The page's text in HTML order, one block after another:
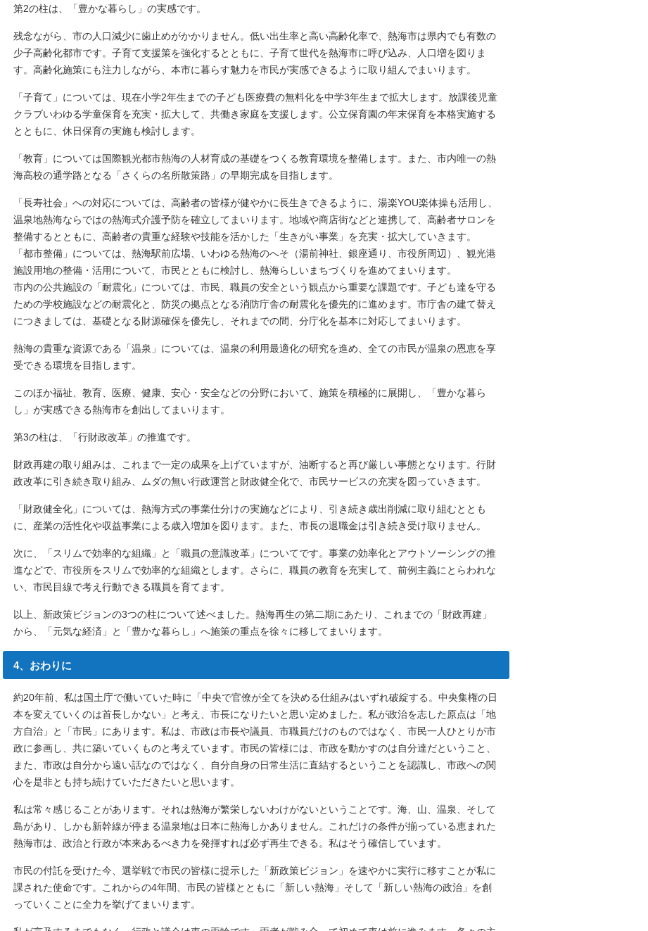
第2の柱は、「豊かな暮らし」の実感です。
残念ながら、市の人口減少に歯止めがかかりません。低い出生率と高い高齢化率で、熱海市は県内でも有数の
少子高齢化都市です。子育て支援策を強化するとともに、子育て世代を熱海市に呼び込み、人口増を図りま
す。高齢化施策にも注力しながら、本市に暮らす魅力を市民が実感できるように取り組んでまいります。
「子育て」については、現在小学2年生までの子ども医療費の無料化を中学3年生まで拡大します。放課後児童
クラブいわゆる学童保育を充実・拡大して、共働き家庭を支援します。公立保育園の年末保育を本格実施する
とともに、休日保育の実施も検討します。
「教育」については国際観光都市熱海の人材育成の基礎をつくる教育環境を整備します。また、市内唯一の熱
海高校の通学路となる「さくらの名所散策路」の早期完成を目指します。
「長寿社会」への対応については、高齢者の皆様が健やかに長生きできるように、湯楽YOU楽体操も活用し、
温泉地熱海ならではの熱海式介護予防を確立してまいります。地域や商店街などと連携して、高齢者サロンを
整備するとともに、高齢者の貴重な経験や技能を活かした「生きがい事業」を充実・拡大していきます。
「都市整備」については、熱海駅前広場、いわゆる熱海のへそ（湯前神社、銀座通り、市役所周辺）、観光港
施設用地の整備・活用について、市民とともに検討し、熱海らしいまちづくりを進めてまいります。
市内の公共施設の「耐震化」については、市民、職員の安全という観点から重要な課題です。子ども達を守る
ための学校施設などの耐震化と、防災の拠点となる消防庁舎の耐震化を優先的に進めます。市庁舎の建て替え
につきましては、基礎となる財源確保を優先し、それまでの間、分庁化を基本に対応してまいります。
熱海の貴重な資源である「温泉」については、温泉の利用最適化の研究を進め、全ての市民が温泉の恩恵を享
受できる環境を目指します。
このほか福祉、教育、医療、健康、安心・安全などの分野において、施策を積極的に展開し、「豊かな暮ら
し」が実感できる熱海市を創出してまいります。
第3の柱は、「行財政改革」の推進です。
財政再建の取り組みは、これまで一定の成果を上げていますが、油断すると再び厳しい事態となります。行財
政改革に引き続き取り組み、ムダの無い行政運営と財政健全化で、市民サービスの充実を図っていきます。
「財政健全化」については、熱海方式の事業仕分けの実施などにより、引き続き歳出削減に取り組むととも
に、産業の活性化や収益事業による歳入増加を図ります。また、市長の退職金は引き続き受け取りません。
次に、「スリムで効率的な組織」と「職員の意識改革」についてです。事業の効率化とアウトソーシングの推
進などで、市役所をスリムで効率的な組織とします。さらに、職員の教育を充実して、前例主義にとらわれな
い、市民目線で考え行動できる職員を育てます。
以上、新政策ビジョンの3つの柱について述べました。熱海再生の第二期にあたり、これまでの「財政再建」
から、「元気な経済」と「豊かな暮らし」へ施策の重点を徐々に移してまいります。
4、おわりに
約20年前、私は国土庁で働いていた時に「中央で官僚が全てを決める仕組みはいずれ破綻する。中央集権の日
本を変えていくのは首長しかない」と考え、市長になりたいと思い定めました。私が政治を志した原点は「地
方自治」と「市民」にあります。私は、市政は市長や議員、市職員だけのものではなく、市民一人ひとりが市
政に参画し、共に築いていくものと考えています。市民の皆様には、市政を動かすのは自分達だということ、
また、市政は自分から遠い話なのではなく、自分自身の日常生活に直結するということを認識し、市政への関
心を是非とも持ち続けていただきたいと思います。
私は常々感じることがあります。それは熱海が繁栄しないわけがないということです。海、山、温泉、そして
島があり、しかも新幹線が停まる温泉地は日本に熱海しかありません。これだけの条件が揃っている恵まれた
熱海市は、政治と行政が本来あるべき力を発揮すれば必ず再生できる。私はそう確信しています。
市民の付託を受けた今、選挙戦で市民の皆様に提示した「新政策ビジョン」を速やかに実行に移すことが私に
課された使命です。これからの4年間、市民の皆様とともに「新しい熱海」そして「新しい熱海の政治」を創
っていくことに全力を挙げてまいります。